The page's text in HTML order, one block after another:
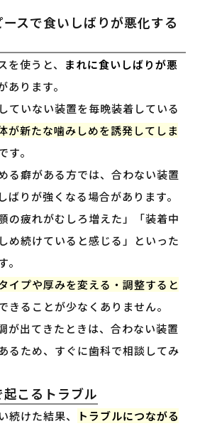
スで食いしばりが悪化する
使うと、 まれに食いしばりが悪
あります。
ていない装置を毎晩装着している
が新たな噛みしめを誘発してしま
す。
る癖がある方では、合わない装置
ばりが強くなる場合があります。
の疲れがむしろ増えた」「装着中
め続けていると感じる」といった
イプや厚みを変える・調整すると
きることが少なくありません。
が出てきたときは、合わない装置
るため、すぐに歯科で相談してみ
こるトラブル
続けた結果、
トラブルにつながる